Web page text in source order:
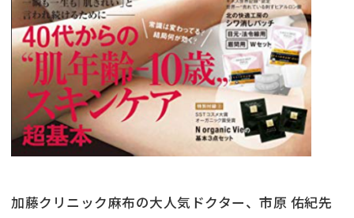
加藤クリニック麻布の大人気ドクター、市原 佑紀先